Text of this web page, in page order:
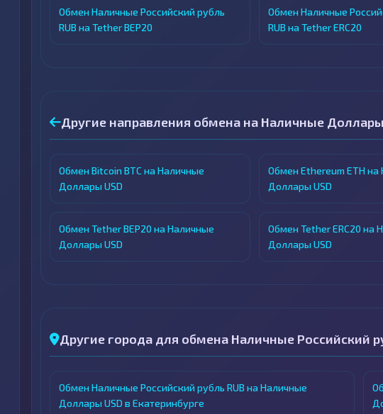
Обмен Наличные Российский рубль
RUB на Tether BEP20
Обмен Наличные
RUB на Tether ERC20
Другие направления обмена на Наличные Доллары
Обмен Bitcoin BTC на Наличные
Доллары USD
Обмен Ethereum ETH на
Доллары USD
Обмен Tether BEP20 на Наличные
Доллары USD
Обмен Tether ERC20 на
Доллары USD
Другие города для обмена Наличные Российский
Обмен Наличные Российский рубль RUB на Наличные
Доллары USD в Екатеринбурге